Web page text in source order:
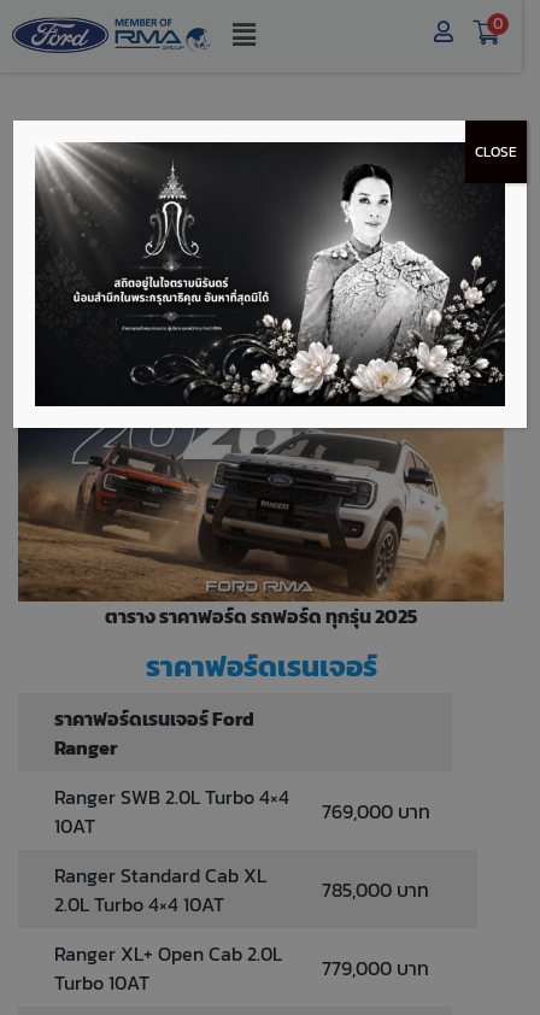
0
ราคาฟอร์ด ทุกรุ่น ฟ
อร์ดเรนเจอร์ ฟอร์ดเอ
เวอเรสต์ มัสแตง 2026
ตาราง ราคาฟอร์ด รถฟอร์ด ทุกรุ่น 2025
ราคาฟอร์ดเรนเจอร์
ราคาฟอร์ดเรนเจอร์ Ford
Ranger
Ranger SWB 2.0L Turbo 4×4
10AT
769,000 บาท
Ranger Standard Cab XL
2.0L Turbo 4×4 10AT
785,000 บาท
Ranger XL+ Open Cab 2.0L
Turbo 10AT
779,000 บาท
CLOSE